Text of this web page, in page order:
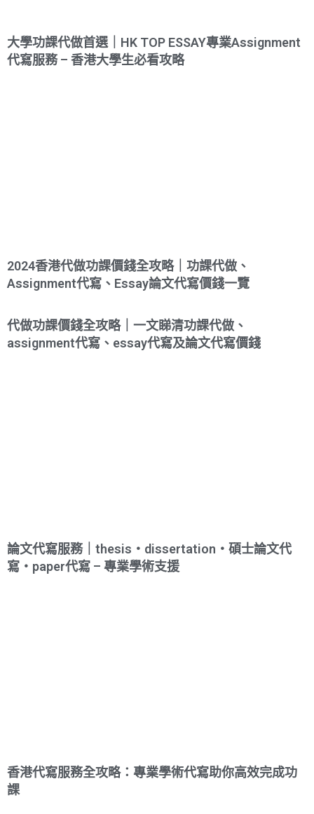
大學功課代做首選｜HK TOP ESSAY專業Assignment
代寫服務 – 香港大學生必看攻略
2024香港代做功課價錢全攻略｜功課代做、
Assignment代寫、Essay論文代寫價錢一覽
代做功課價錢全攻略｜一文睇清功課代做、
assignment代寫、essay代寫及論文代寫價錢
論文代寫服務｜thesis・dissertation・碩士論文代
寫・paper代寫 – 專業學術支援
香港代寫服務全攻略：專業學術代寫助你高效完成功
課